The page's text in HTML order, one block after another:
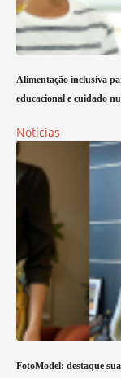
Alimentação inclusiva
educacional e cuidado
Notícias
FotoModel: destaque